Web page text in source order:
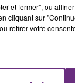
et fermer", ou
cliquant sur
retirer votre